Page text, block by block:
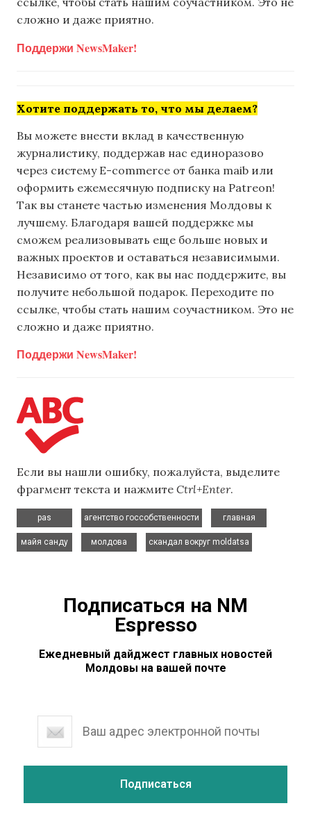
сложно и даже приятно.
Поддержи NewsMaker!
Хотите поддержать то, что мы делаем?
Вы можете внести вклад в качественную
журналистику, поддержав нас единоразово
через систему E-commerce от банка maib или
оформить ежемесячную подписку на Patreon!
Так вы станете частью изменения Молдовы к
лучшему. Благодаря вашей поддержке мы
сможем реализовывать еще больше новых и
важных проектов и оставаться независимыми.
Независимо от того, как вы нас поддержите, вы
получите небольшой подарок. Переходите по
ссылке, чтобы стать нашим соучастником. Это не
сложно и даже приятно.
Поддержи NewsMaker!
Если вы нашли ошибку, пожалуйста, выделите
фрагмент текста и нажмите Ctrl+Enter.
pas
агентство госсобственности
главная
майя санду
молдова
скандал вокруг moldatsa
Подписаться на NM
Espresso
Ежедневный дайджест главных новостей
Молдовы на вашей почте